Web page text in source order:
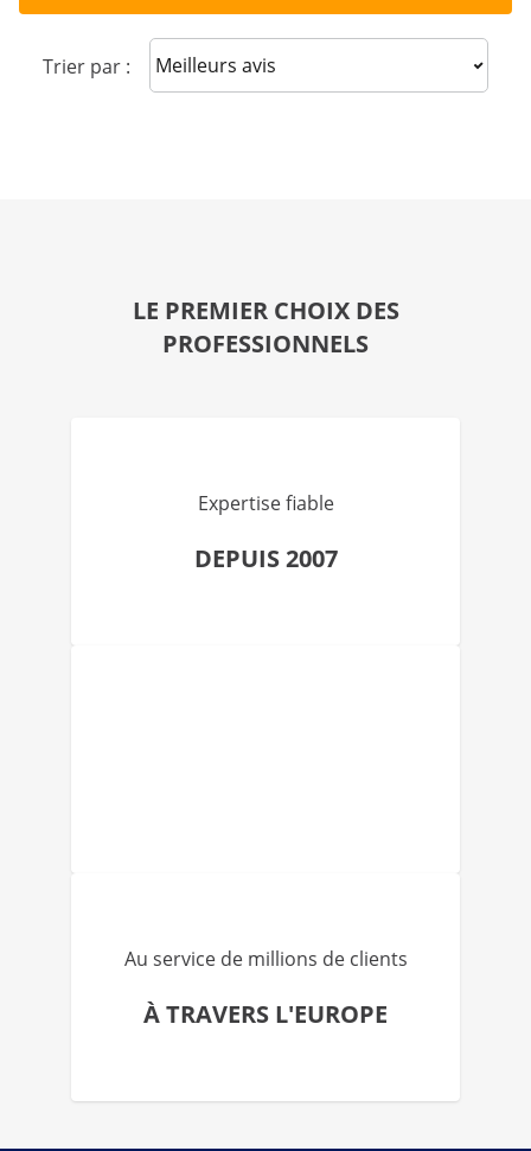
Trier par : Sort reviews
LE PREMIER CHOIX DES
PROFESSIONNELS
Expertise fiable
DEPUIS 2007
Au service de millions de clients
À TRAVERS L'EUROPE